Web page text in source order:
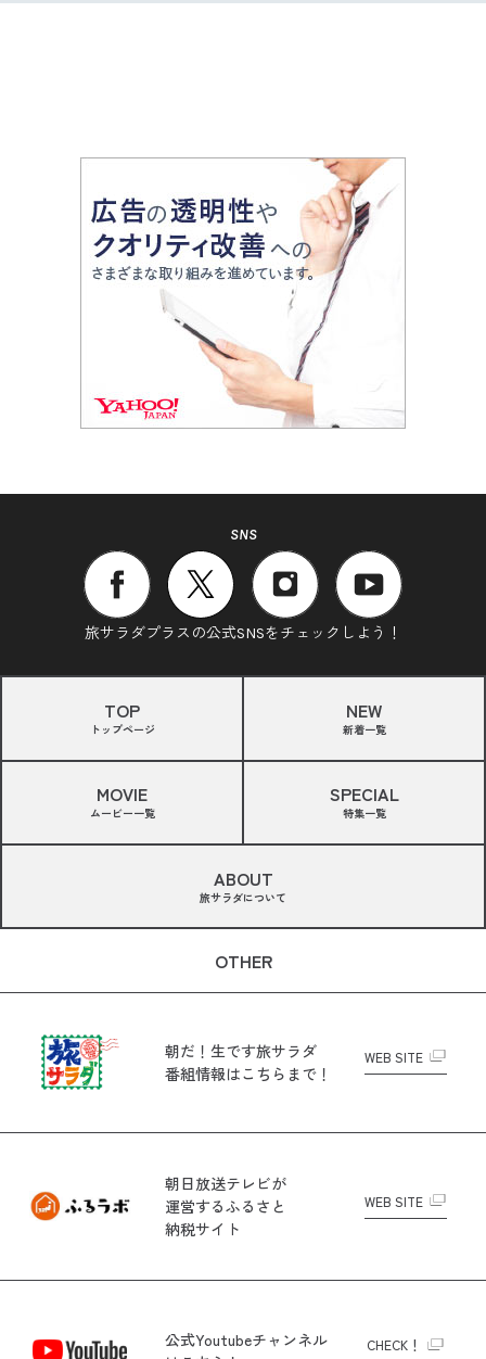
SNS
旅サラダプラスの公式SNSをチェックしよう！
TOP
トップページ
NEW
新着一覧
MOVIE
ムービー一覧
SPECIAL
特集一覧
ABOUT
旅サラダについて
OTHER
朝だ！生です旅サラダ
番組情報はこちらまで！
WEB SITE
朝日放送テレビが
運営するふるさと
納税サイト
WEB SITE
公式Youtubeチャンネル
CHECK！